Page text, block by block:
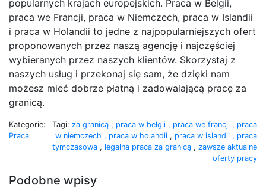
popularnych krajach europejskich. Praca w Belgii,
praca we Francji, praca w Niemczech, praca w Islandii
i praca w Holandii to jedne z najpopularniejszych ofert
proponowanych przez naszą agencję i najczęściej
wybieranych przez naszych klientów. Skorzystaj z
naszych usług i przekonaj się sam, że dzięki nam
możesz mieć dobrze płatną i zadowalającą pracę za
granicą.
Kategorie:
Praca
Tagi: za granicą , praca w belgii , praca we francji , praca
w niemczech , praca w holandii , praca w islandii , praca
tymczasowa , legalna praca za granicą , zawsze aktualne
oferty pracy
Podobne wpisy